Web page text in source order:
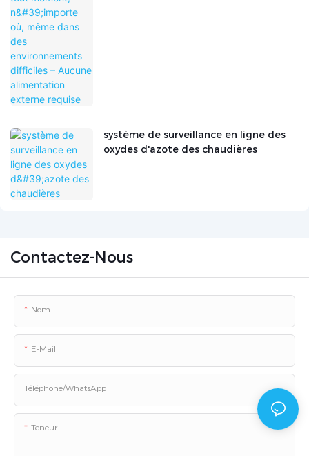
système de surveillance en ligne des
oxydes d'azote des chaudières
Contactez-Nous
Nom
E-Mail
Téléphone/WhatsApp
Teneur